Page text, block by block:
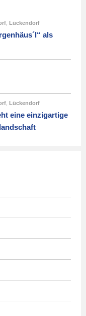
Lückendorf
als
Lückendorf
eine einzigartige